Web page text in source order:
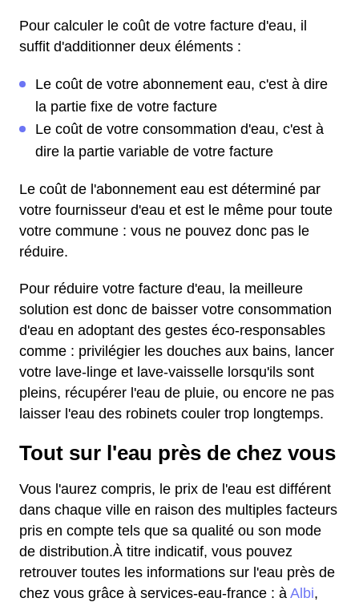
Pour calculer le coût de votre facture d'eau, il
suffit d'additionner deux éléments :
Le coût de votre abonnement eau, c'est à dire
la partie fixe de votre facture
Le coût de votre consommation d'eau, c'est à
dire la partie variable de votre facture
Le coût de l'abonnement eau est déterminé par
votre fournisseur d'eau et est le même pour toute
votre commune : vous ne pouvez donc pas le
réduire.
Pour réduire votre facture d'eau, la meilleure
solution est donc de baisser votre consommation
d'eau en adoptant des gestes éco-responsables
comme : privilégier les douches aux bains, lancer
votre lave-linge et lave-vaisselle lorsqu'ils sont
pleins, récupérer l'eau de pluie, ou encore ne pas
laisser l'eau des robinets couler trop longtemps.
Tout sur l'eau près de chez vous
Vous l'aurez compris, le prix de l'eau est différent
dans chaque ville en raison des multiples facteurs
pris en compte tels que sa qualité ou son mode
de distribution.À titre indicatif, vous pouvez
retrouver toutes les informations sur l'eau près de
chez vous grâce à services-eau-france : à Albi,